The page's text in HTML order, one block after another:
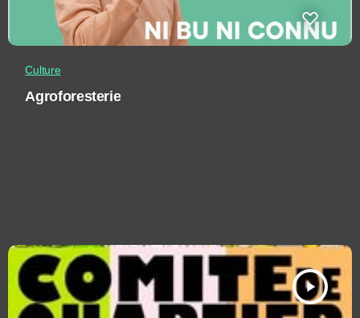
Culture
Agroforesterie
play_arrow